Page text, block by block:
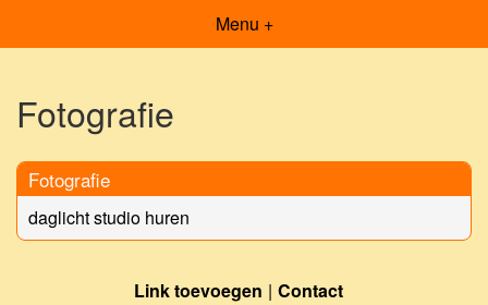
Menu +
Fotografie
Fotografie
daglicht studio huren
Link toevoegen Contact